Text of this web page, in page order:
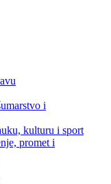
i
kulturu i sport
promet i